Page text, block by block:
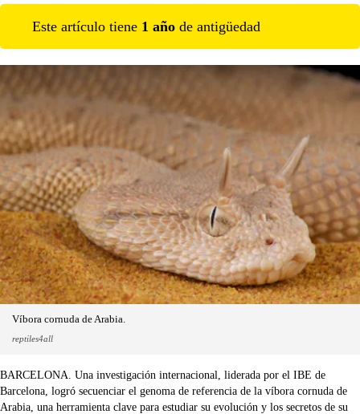
Este artículo tiene 1 año de antigüedad
Víbora cornuda de Arabia.
reptiles4all
BARCELONA. Una investigación internacional, liderada por el IBE de
Barcelona, logró secuenciar el genoma de referencia de la víbora cornuda de
Arabia, una herramienta clave para estudiar su evolución y los secretos de su